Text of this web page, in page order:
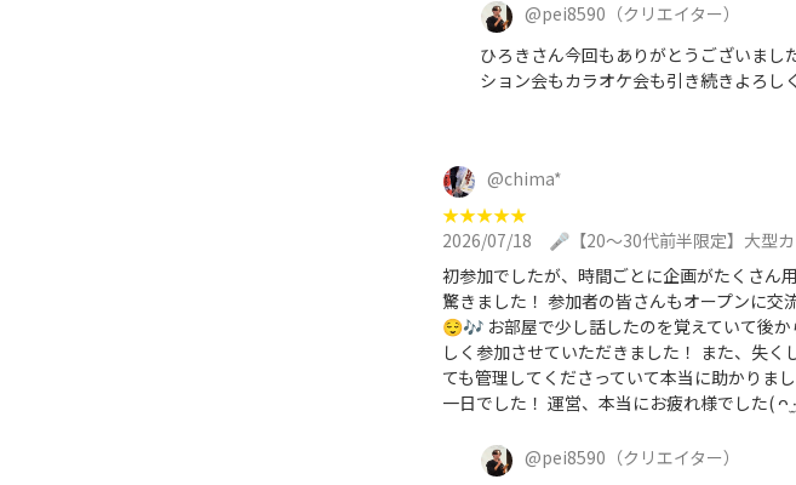
@pei8590 （クリエイター）
ひろきさん今回もありがとうございま
ション会もカラオケ会も引き続きよろし
@chima*
★★★★★
2026/07/18
🎤【20〜30代前半限定】大型
初参加でしたが、時間ごとに企画がたくさん
驚きました！ 参加者の皆さんもオープンに交
😌🎶 お部屋で少し話したのを覚えていて後
しく参加させていただきました！ また、失
ても管理してくださっていて本当に助かりま
一日でした！ 運営、本当にお疲れ様でした‎( ᴖ
@pei8590 （クリエイター）